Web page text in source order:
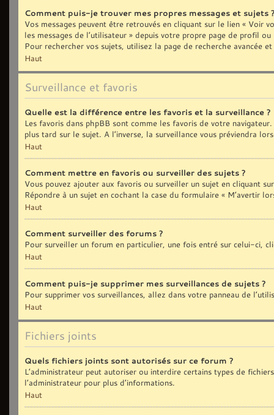
Comment puis-je trouver mes propres messages et sujets
Vos messages peuvent être retrouvés en cliquant sur le lien « Voir
les messages de l’utilisateur » depuis votre propre page de profil
Pour rechercher vos sujets, utilisez la page de recherche avancée
Haut
Surveillance et favoris
Quelle est la différence entre les favoris et la surveillance ?
Les favoris dans phpBB sont comme les favoris de votre
plus tard sur le sujet. A l’inverse, la surveillance vous préviendra
Haut
Comment mettre en favoris ou surveiller des sujets ?
Vous pouvez ajouter aux favoris ou surveiller un sujet en cliquant
Répondre à un sujet en cochant la case du formulaire « M’avertir
Haut
Comment surveiller des forums ?
Pour surveiller un forum en particulier, une fois entré sur celui-ci,
Haut
Comment puis-je supprimer mes surveillances de sujets ?
Pour supprimer vos surveillances, allez dans votre panneau de
Haut
Fichiers joints
Quels fichiers joints sont autorisés sur ce forum ?
L’administrateur peut autoriser ou interdire certains types de
l’administrateur pour plus d’informations.
Haut